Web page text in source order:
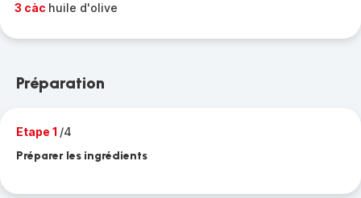
3 càc huile d'olive
Préparation
Etape 1 /4
Préparer les ingrédients